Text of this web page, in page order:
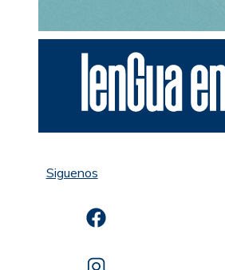
Siguenos